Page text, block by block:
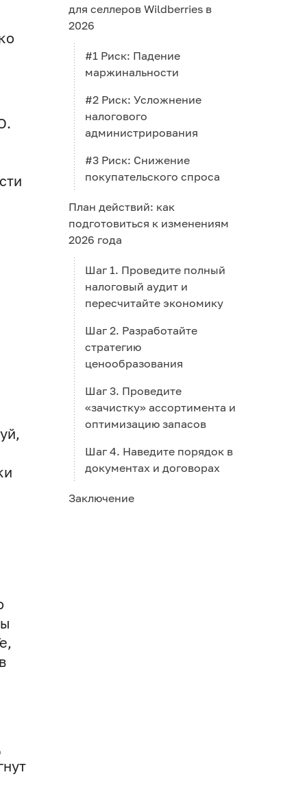
для селлеров Wildberries в
2026
#1 Риск: Падение
маржинальности
#2 Риск: Усложнение
налогового
администрирования
#3 Риск: Снижение
покупательского спроса
План действий: как
подготовиться к изменениям
2026 года
Шаг 1. Проведите полный
налоговый аудит и
пересчитайте экономику
Шаг 2. Разработайте
стратегию
ценообразования
Шаг 3. Проведите
«зачистку» ассортимента и
оптимизацию запасов
Шаг 4. Наведите порядок в
документах и договорах
Заключение